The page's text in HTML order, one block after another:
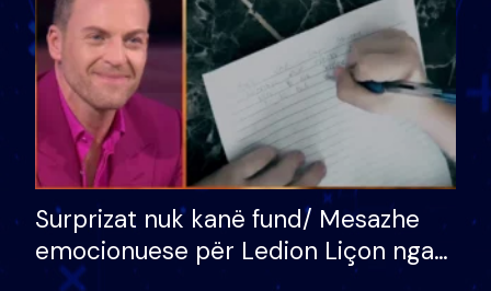
Surprizat nuk kanë fund/ Mesazhe
emocionuese për Ledion Liçon nga
nëna dhe fëmijët e tij, moderatori